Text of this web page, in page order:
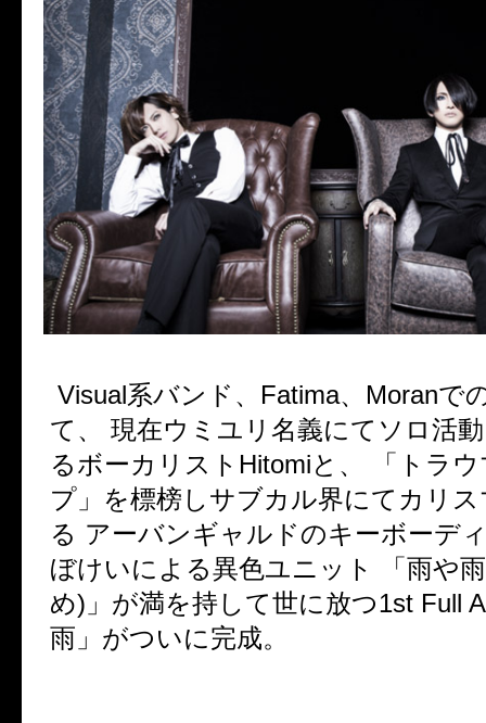
Visual系バンド、Fatima、Moranで
て、 現在ウミユリ名義にてソロ活
るボーカリストHitomiと、 「トラ
プ」を標榜しサブカル界にてカリ
る アーバンギャルドのキーボーデ
ぼけいによる異色ユニット 「雨や
め)」が満を持して世に放つ1st Full
雨」がついに完成。